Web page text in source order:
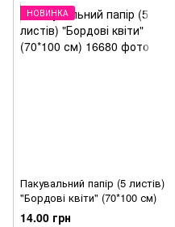
НОВИНКА
Пакувальний папір (5 листів)
"Бордові квіти" (70*100 см)
14.00 грн